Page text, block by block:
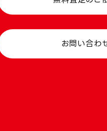
お問い合わ